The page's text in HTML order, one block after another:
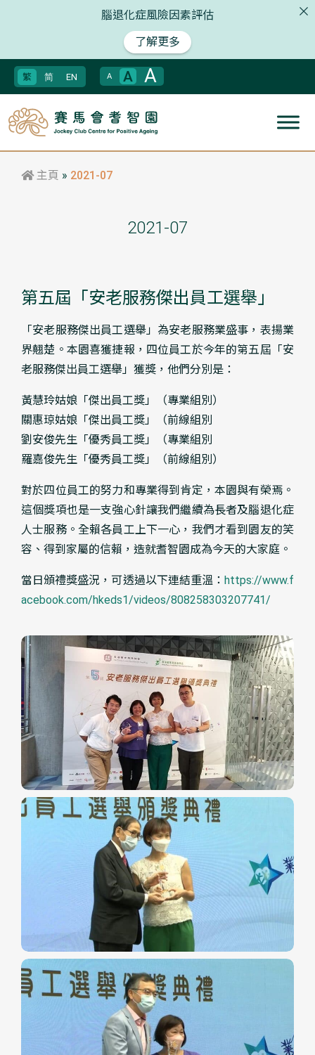
腦退化症風險因素評估
了解更多
繁 简 EN A A A
主頁 » 2021-07
2021-07
第五屆「安老服務傑出員工選舉」
「安老服務傑出員工選舉」為安老服務業盛事，表揚業
界翹楚。本園喜獲捷報，四位員工於今年的第五屆「安
老服務傑出員工選舉」獲獎，他們分別是：
黃慧玲姑娘「傑出員工獎」（專業組別）
關惠琼姑娘「傑出員工獎」（前線組別
劉安俊先生「優秀員工獎」（專業組別
羅嘉俊先生「優秀員工獎」（前線組別）
對於四位員工的努力和專業得到肯定，本園與有榮焉。
這個獎項也是一支強心針讓我們繼續為長者及腦退化症
人士服務。全賴各員工上下一心，我們才看到園友的笑
容、得到家屬的信賴，造就耆智園成為今天的大家庭。
當日頒禮獎盛況，可透過以下連結重溫： https://www.f
acebook.com/hkeds1/videos/808258303207741/